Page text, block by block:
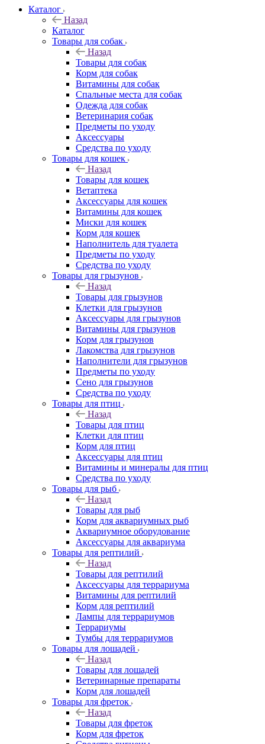
Каталог
Назад
Каталог
Товары для собак
Назад
Товары для собак
Корм для собак
Витамины для собак
Спальные места для собак
Одежда для собак
Ветеринария собак
Предметы по уходу
Аксессуары
Средства по уходу
Товары для кошек
Назад
Товары для кошек
Ветаптека
Аксессуары для кошек
Витамины для кошек
Миски для кошек
Корм для кошек
Наполнитель для туалета
Предметы по уходу
Средства по уходу
Товары для грызунов
Назад
Товары для грызунов
Клетки для грызунов
Аксессуары для грызунов
Витамины для грызунов
Корм для грызунов
Лакомства для грызунов
Наполнители для грызунов
Предметы по уходу
Сено для грызунов
Средства по уходу
Товары для птиц
Назад
Товары для птиц
Клетки для птиц
Корм для птиц
Аксессуары для птиц
Витамины и минералы для птиц
Средства по уходу
Товары для рыб
Назад
Товары для рыб
Корм для аквариумных рыб
Аквариумное оборудование
Аксессуары для аквариума
Товары для рептилий
Назад
Товары для рептилий
Аксессуары для террариума
Витамины для рептилий
Корм для рептилий
Лампы для террариумов
Террариумы
Тумбы для террариумов
Товары для лошадей
Назад
Товары для лошадей
Ветеринарные препараты
Корм для лошадей
Товары для фреток
Назад
Товары для фреток
Корм для фреток